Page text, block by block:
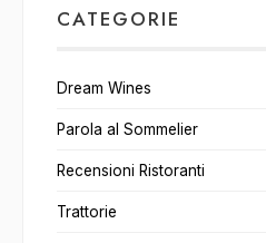
CATEGORIE
Dream Wines
Parola al Sommelier
Recensioni Ristoranti
Trattorie